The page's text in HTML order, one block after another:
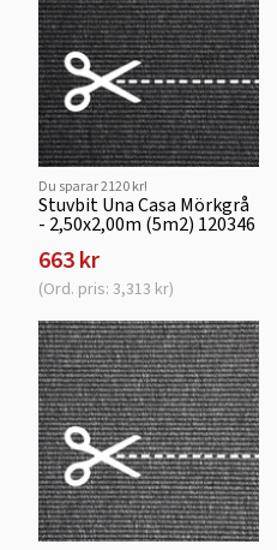
Du sparar 2120 kr!
Stuvbit Una Casa Mörkgrå
- 2,50x2,00m (5m2) 120346
663 kr
(Ord. pris: 3,313 kr)